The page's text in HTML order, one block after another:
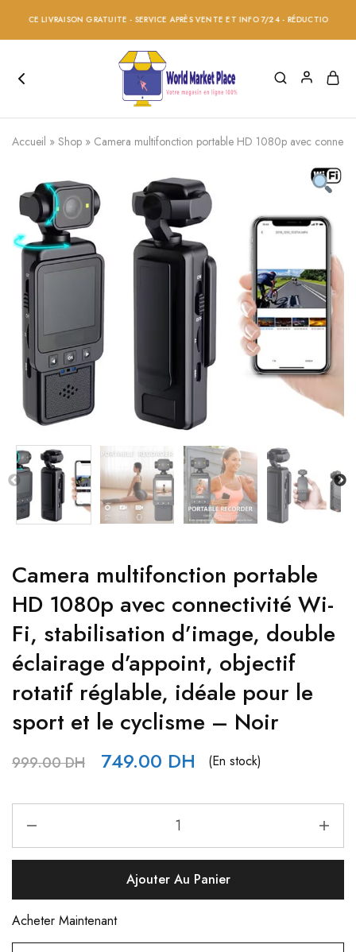
LIVRAISON GRATUITE - SERVICE APRÈS VENTE ET INFO 7/24 - RÉDUCTION 20%
Accueil » Shop » Camera multifonction portable HD 1080p avec
Camera multifonction portable
HD 1080p avec connectivité Wi-
Fi, stabilisation d’image, double
éclairage d’appoint, objectif
rotatif réglable, idéale pour le
sport et le cyclisme – Noir
999.00DH 749.00 DH (En stock)
Ajouter Au Panier
Acheter Maintenant